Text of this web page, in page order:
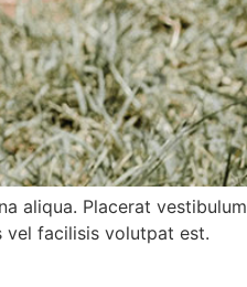
aliqua. Placerat vestibulum
vel facilisis volutpat est.